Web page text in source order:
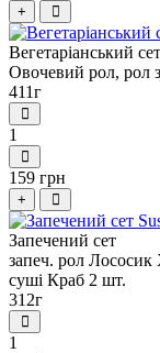
+
Вегетаріанський сет
Овочевий рол, рол
411г
1
159 грн
+
Запечений сет
запеч. рол Лососик
суші Краб 2 шт.
312г
1